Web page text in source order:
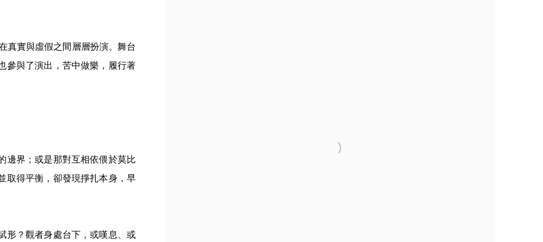
真實與虛假之間層層扮演。舞台
參與了演出，苦中做樂，履行著
邊界；或是那對互相依偎於莫比
取得平衡，卻發現掙扎本身，早
形？觀者身處台下，或嘆息、或